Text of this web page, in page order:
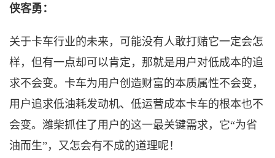
侠客勇：
关于卡车行业的未来，可能没有人敢打赌它一定会怎
样，但有一点却可以肯定，那就是用户对低成本的追
求不会变。卡车为用户创造财富的本质属性不会变，
用户追求低油耗发动机、低运营成本卡车的根本也不
会变。潍柴抓住了用户的这一最关键需求，它“为省
油而生”，又怎会有不成的道理呢！